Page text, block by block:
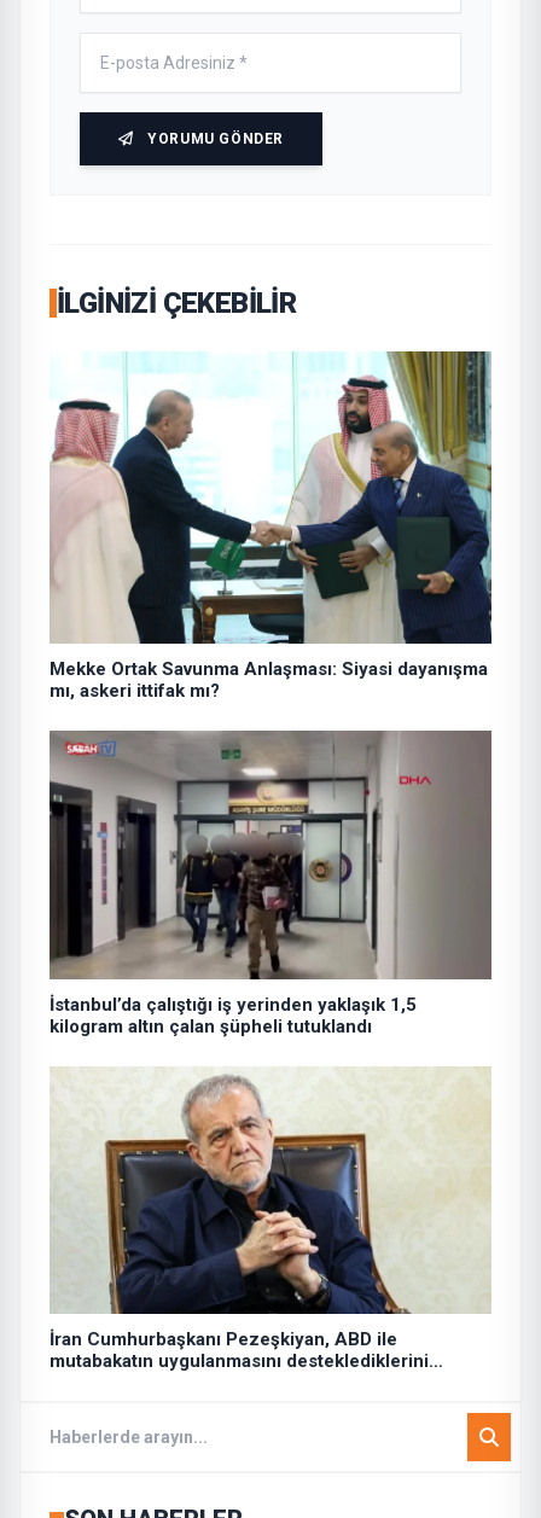
YORUMU GÖNDER
İLGINIZI ÇEKEBILIR
Mekke Ortak Savunma Anlaşması: Siyasi dayanışma
mı, askeri ittifak mı?
İstanbul’da çalıştığı iş yerinden yaklaşık 1,5
kilogram altın çalan şüpheli tutuklandı
İran Cumhurbaşkanı Pezeşkiyan, ABD ile
mutabakatın uygulanmasını desteklediklerini